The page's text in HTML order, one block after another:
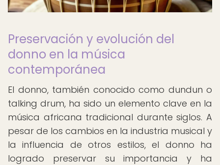
Preservación y evolución del
donno en la música
contemporánea
El donno, también conocido como dundun o
talking drum, ha sido un elemento clave en la
música africana tradicional durante siglos. A
pesar de los cambios en la industria musical y
la influencia de otros estilos, el donno ha
logrado preservar su importancia y ha